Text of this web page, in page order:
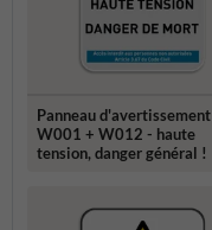
Panneau d'avertissement
W001 + W012 - haute
tension, danger général !